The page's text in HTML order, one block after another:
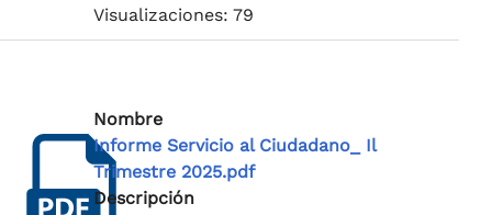
Visualizaciones: 79
Nombre
Informe Servicio al Ciudadano_ Il
Trimestre 2025.pdf
Descripción